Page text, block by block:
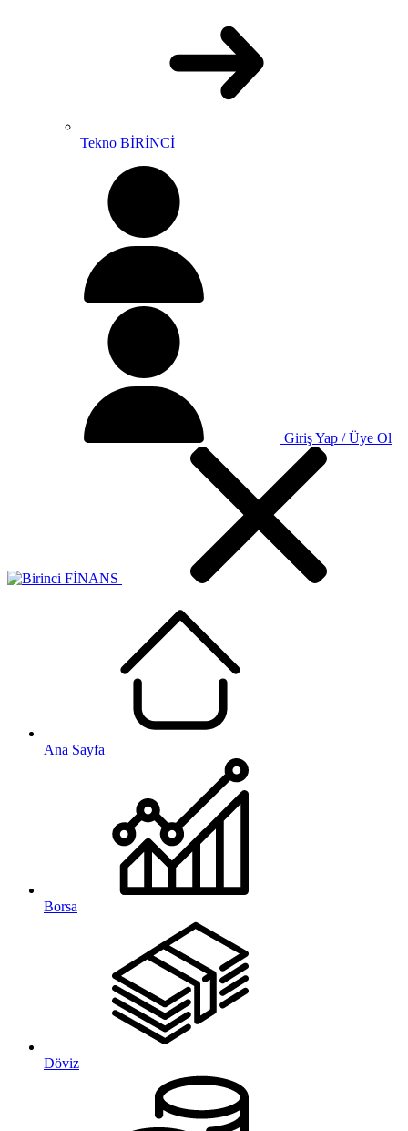
Tekno BİRİNCİ
Giriş Yap / Üye Ol
Ana Sayfa
Borsa
Döviz